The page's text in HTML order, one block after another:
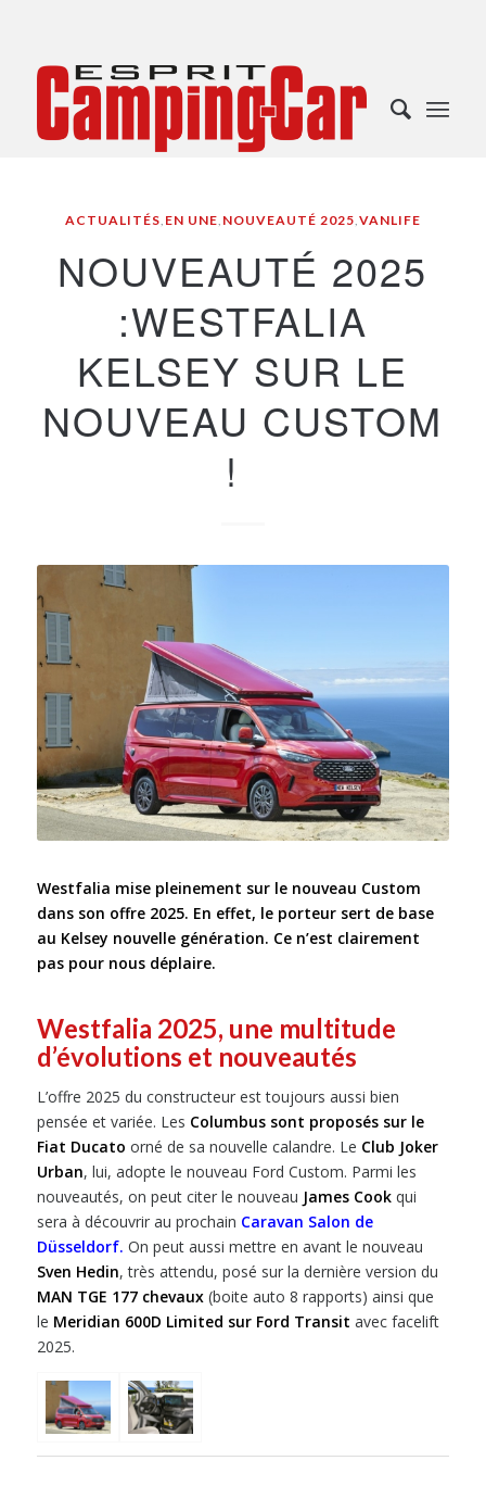
ACTUALITÉS, EN UNE, NOUVEAUTÉ 2025,VANLIFE
NOUVEAUTÉ 2025
:WESTFALIA
KELSEY SUR LE
NOUVEAU CUSTOM
!
Westfalia mise pleinement sur le nouveau Custom
dans son offre 2025. En effet, le porteur sert de base
au Kelsey nouvelle génération. Ce n’est clairement
pas pour nous déplaire.
Westfalia 2025, une multitude
d’évolutions et nouveautés
L’offre 2025 du constructeur est toujours aussi bien
pensée et variée. Les Columbus sont proposés sur le
Fiat Ducato orné de sa nouvelle calandre. Le Club Joker
Urban, lui, adopte le nouveau Ford Custom. Parmi les
nouveautés, on peut citer le nouveau James Cookqui
sera à découvrir au prochain Caravan Salon de
Düsseldorf. On peut aussi mettre en avant le nouveau
Sven Hedin, très attendu, posé sur la dernière version du
MAN TGE 177 chevaux(boite auto 8 rapports) ainsi que
le Meridian 600D Limited sur Ford Transit avec facelift
2025.